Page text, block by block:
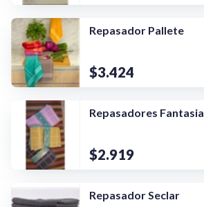
Repasador Pallete
$3.424
Repasadores Fantasia
$2.919
Repasador Seclar